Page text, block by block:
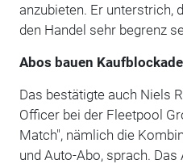
anzubieten. Er unterstrich,
den Handel sehr begrenz
Abos bauen
Das bestätigte auch Niels
Officer bei der Fleetpool
Match", nämlich die
und Auto-Abo, sprach. Das